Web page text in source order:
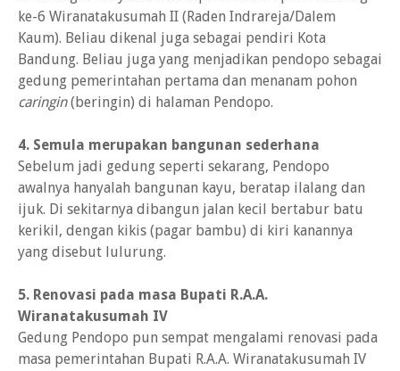
ke-6 Wiranatakusumah II (Raden Indrareja/Dalem
Kaum). Beliau dikenal juga sebagai pendiri Kota
Bandung. Beliau juga yang menjadikan pendopo sebagai
gedung pemerintahan pertama dan menanam pohon
caringin(beringin) di halaman Pendopo.
4. Semula merupakan bangunan sederhana
Sebelum jadi gedung seperti sekarang, Pendopo
awalnya hanyalah bangunan kayu, beratap ilalang dan
ijuk. Di sekitarnya dibangun jalan kecil bertabur batu
kerikil, dengan kikis (pagar bambu) di kiri kanannya
yang disebut lulurung.
5. Renovasi pada masa Bupati R.A.A.
Wiranatakusumah IV
Gedung Pendopo pun sempat mengalami renovasi pada
masa pemerintahan Bupati R.A.A. Wiranatakusumah IV